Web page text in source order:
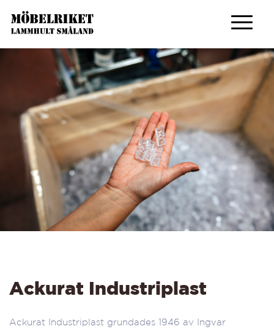
Ackurat Industriplast
Ackurat Industriplast grundades 1946 av Ingvar